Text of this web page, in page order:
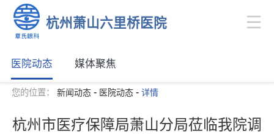
杭州萧山六里桥医院
医院动态 媒体聚焦
您的位置： 新闻动态 - 医院动态 -详情
杭州市医疗保障局萧山分局莅临我院调